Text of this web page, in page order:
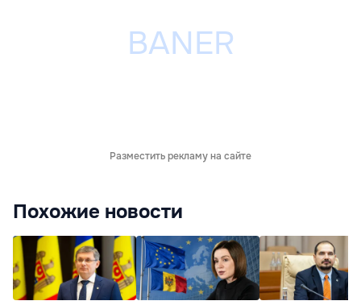
Разместить рекламу на сайте
Похожие новости